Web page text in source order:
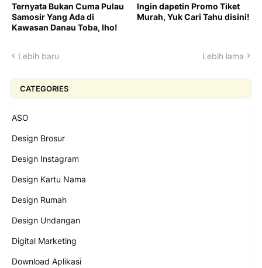
Ternyata Bukan Cuma Pulau
Samosir Yang Ada di
Kawasan Danau Toba, lho!
Ingin dapetin Promo Tiket
Murah, Yuk Cari Tahu disini!
Lebih baru Lebih lama
CATEGORIES
ASO
Design Brosur
Design Instagram
Design Kartu Nama
Design Rumah
Design Undangan
Digital Marketing
Download Aplikasi